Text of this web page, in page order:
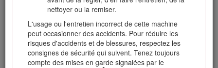
nettoyer ou la remiser.
L'usage ou l'entretien incorrect de cette machine
peut occasionner des accidents. Pour réduire les
risques d'accidents et de blessures, respectez les
consignes de sécurité qui suivent. Tenez toujours
compte des mises en garde signalées par le
scanner le code QR sur l'autocollant du numéro de série
garantie, les pièces détachées et autres renseignements
sur le produit.